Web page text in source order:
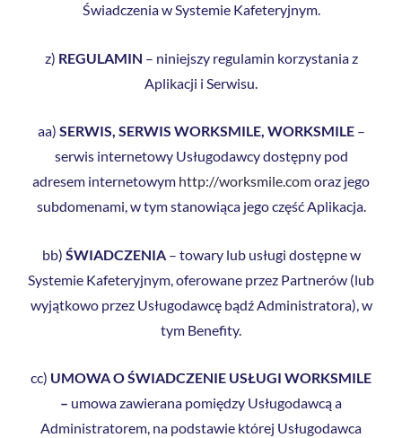
Świadczenia w Systemie Kafeteryjnym.
z) REGULAMIN – niniejszy regulamin korzystania z
Aplikacji i Serwisu.
aa) SERWIS, SERWIS WORKSMILE, WORKSMILE–
serwis internetowy Usługodawcy dostępny pod
adresem internetowym http://worksmile.comoraz jego
subdomenami, w tym stanowiąca jego część Aplikacja.
bb) ŚWIADCZENIA– towary lub usługi dostępne w
Systemie Kafeteryjnym, oferowane przez Partnerów (lub
wyjątkowo przez Usługodawcę bądź Administratora), w
tym Benefity.
cc) UMOWA O ŚWIADCZENIE USŁUGI WORKSMILE
– umowa zawierana pomiędzy Usługodawcą a
Administratorem, na podstawie której Usługodawca